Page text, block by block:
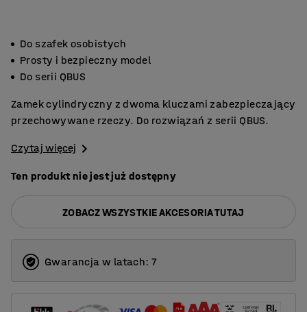
Do szafek osobistych
Prosty i bezpieczny model
Do serii QBUS
Zamek cylindryczny z dwoma kluczami zabezpieczający
przechowywane rzeczy. Do rozwiązań z serii QBUS.
Czytaj więcej
Ten produkt nie jest już dostępny
ZOBACZ WSZYSTKIE AKCESORIA TUTAJ
Gwarancja w latach: 7